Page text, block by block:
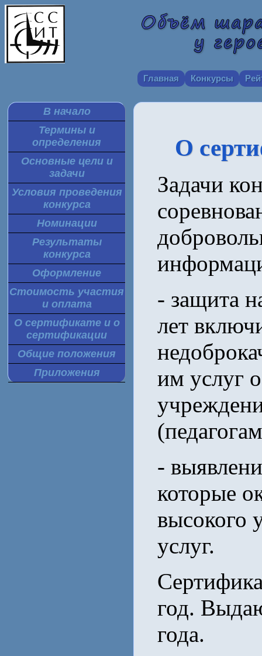
Главная Конкурсы
В начало
Термины и
определения
Основные цели и
задачи
Условия проведения
конкурса
Номинации
Результаты
конкурса
Оформление
Стоимость участия
и оплата
О сертификате и о
сертификации
Общие положения
Приложения
О
Задачи
- защита
лет
им услуг
-
которые
высокого
услуг.
год.
года.